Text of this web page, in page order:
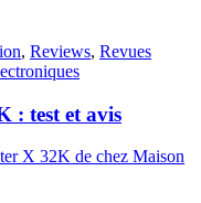
, Reviews, Revues
: test et avis
X 32K de chez Maison